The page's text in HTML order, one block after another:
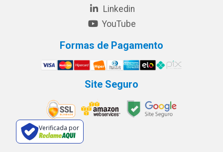
Linkedin
YouTube
Formas de Pagamento
Site Seguro
Verificada por